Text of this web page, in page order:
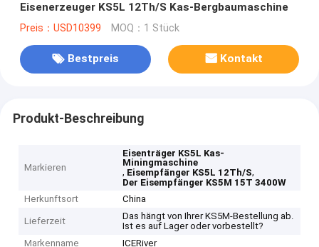
Eisenerzeuger KS5L 12Th/S Kas-Bergbaumaschine
Preis：USD10399 MOQ：1 Stück
Bestpreis Kontakt
Produkt-Beschreibung
Markieren
Eisenträger KS5L Kas-
Miningmaschine
, Eisempfänger KS5L 12Th/S,
Der Eisempfänger KS5M 15T 3400W
Herkunftsort
China
Lieferzeit
Das hängt von Ihrer KS5M-Bestellung ab.
Ist es auf Lager oder vorbestellt?
Markenname
ICERiver